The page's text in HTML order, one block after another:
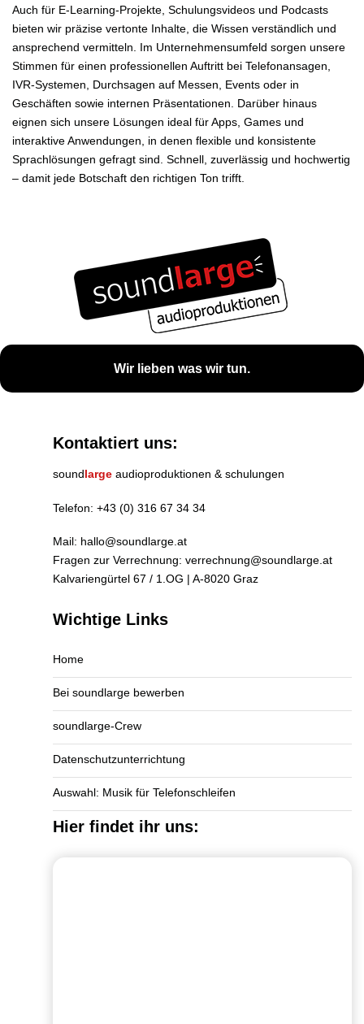
Auch für E-Learning-Projekte, Schulungsvideos und Podcasts
bieten wir präzise vertonte Inhalte, die Wissen verständlich und
ansprechend vermitteln. Im Unternehmensumfeld sorgen unsere
Stimmen für einen professionellen Auftritt bei Telefonansagen,
IVR-Systemen, Durchsagen auf Messen, Events oder in
Geschäften sowie internen Präsentationen. Darüber hinaus
eignen sich unsere Lösungen ideal für Apps, Games und
interaktive Anwendungen, in denen flexible und konsistente
Sprachlösungen gefragt sind. Schnell, zuverlässig und hochwertig
– damit jede Botschaft den richtigen Ton trifft.
Wir lieben was wir tun.
Kontaktiert uns:
soundlarge audioproduktionen & schulungen
Telefon: +43 (0) 316 67 34 34
Mail: hallo@soundlarge.at
Fragen zur Verrechnung: verrechnung@soundlarge.at
Kalvariengürtel 67 / 1.OG | A-8020 Graz
Wichtige Links
Home
Bei soundlarge bewerben
soundlarge-Crew
Datenschutzunterrichtung
Auswahl: Musik für Telefonschleifen
Hier findet ihr uns: